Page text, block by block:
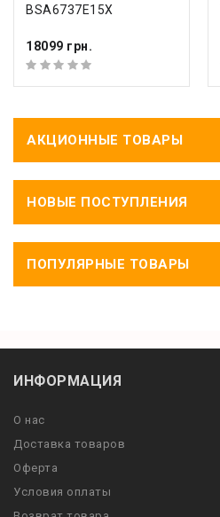
BSA6737E15X
18099 грн.
АКЦИОННЫЕ ТОВАРЫ
НОВЫЕ ПОСТУПЛЕНИЯ
ПОПУЛЯРНЫЕ ТОВАРЫ
ИНФОРМАЦИЯ
О нас
Доставка товаров
Оферта
Условия оплаты